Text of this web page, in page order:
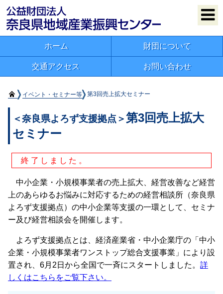
ホーム 財団について
交通アクセス お問い合わせ
イベント・セミナー等 第3回売上拡大セミナー
＜奈良県よろず支援拠点＞第3回売上拡大
セミナー
終了しました。
中小企業・小規模事業者の売上拡大、経営改善など経営
上のあらゆるお悩みに対応するための経営相談所（奈良県
よろず支援拠点）の中小企業等支援の一環として、セミナ
ー及び経営相談会を開催します。
よろず支援拠点とは、経済産業省・中小企業庁の「中小
企業・小規模事業者ワンストップ総合支援事業」により設
置され、6月2日から全国で一斉にスタートしました。 詳
しくはこちらをご覧下さい。